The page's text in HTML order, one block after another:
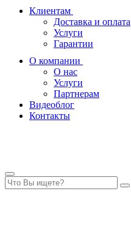
Клиентам
Доставка и оплата
Услуги
Гарантии
О компании
О нас
Услуги
Партнерам
Видеоблог
Контакты